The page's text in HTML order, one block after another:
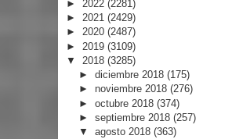
► 2022 (2281)
► 2021 (2429)
► 2020 (2487)
► 2019 (3109)
▼ 2018 (3285)
► diciembre 2018 (175)
► noviembre 2018 (276)
► octubre 2018 (374)
► septiembre 2018 (257)
▼ agosto 2018 (363)